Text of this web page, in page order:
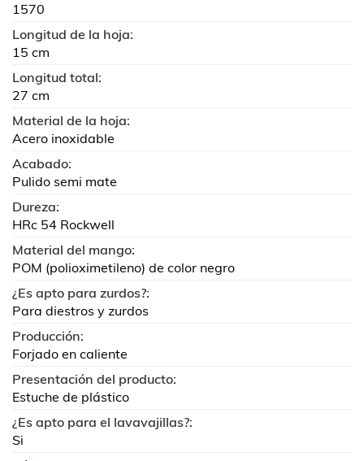
1570
Longitud de la hoja:
15 cm
Longitud total:
27 cm
Material de la hoja:
Acero inoxidable
Acabado:
Pulido semi mate
Dureza:
HRc 54 Rockwell
Material del mango:
POM (polioximetileno) de color negro
¿Es apto para zurdos?:
Para diestros y zurdos
Producción:
Forjado en caliente
Presentación del producto:
Estuche de plástico
¿Es apto para el lavavajillas?:
Si